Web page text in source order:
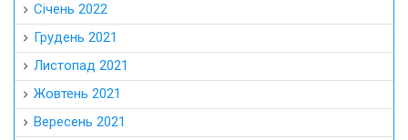
Січень 2022
Грудень 2021
Листопад 2021
Жовтень 2021
Вересень 2021